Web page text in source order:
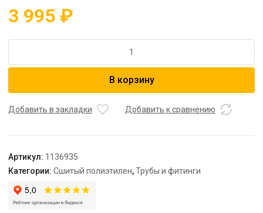
3 995 ₽
USYSTEMS
Radi
трубки
16-
15
l=1000
В корзину
Добавить в закладки Добавить к сравнению
Артикул: 1136935
Категории: Сшитый полиэтилен,Трубы и фитинги